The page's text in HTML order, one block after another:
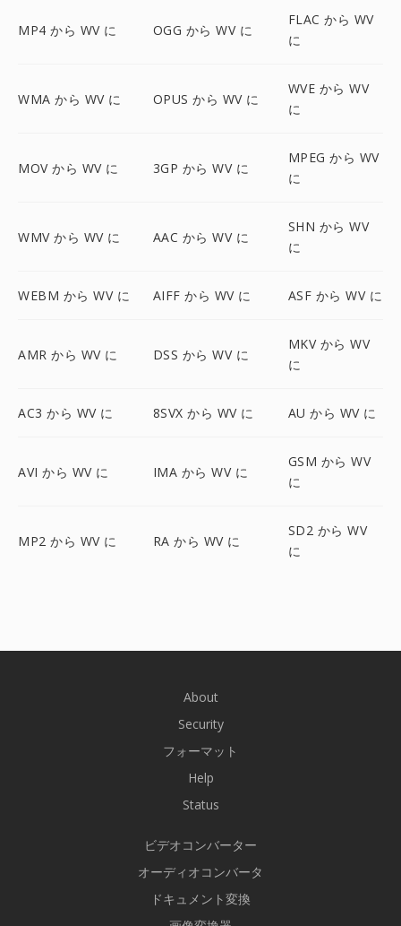
MP4 から WV に OGG から WV に
FLAC から WV
に
WMA から WV に OPUS から WV に
WVE から WV
に
MOV から WV に 3GP から WV に
MPEG から WV
に
WMV から WV に AAC から WV に
SHN から WV
に
WEBM から WV に AIFF から WV に ASF から WV に
AMR から WV に DSS から WV に
MKV から WV
に
AC3 から WV に 8SVX から WV に AU から WV に
AVI から WV に IMA から WV に
GSM から WV
に
MP2 から WV に RA から WV に
SD2 から WV
に
About
Security
フォーマット
Help
Status
ビデオコンバーター
オーディオコンバータ
ドキュメント変換